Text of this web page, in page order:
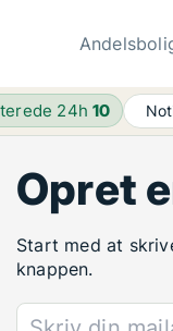
24h10
Opret
Start med at
knappen.